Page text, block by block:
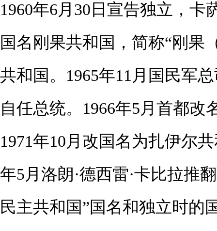
1960年6月30日宣告独立，
国名刚果共和国，简称“刚果
共和国。1965年11月国民军
自任总统。1966年5月首都改
1971年10月改国名为扎伊尔
年5月洛朗·德西雷·卡比拉推
民主共和国”国名和独立时的